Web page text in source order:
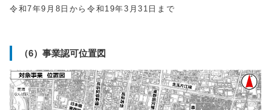
令和7年9月8日から令和19年3月31日まで
（6）事業認可位置図